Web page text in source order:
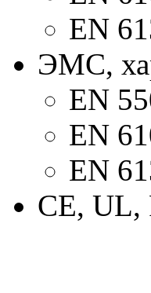
EN
ЭМС,
EN
EN
EN
CE, UL,